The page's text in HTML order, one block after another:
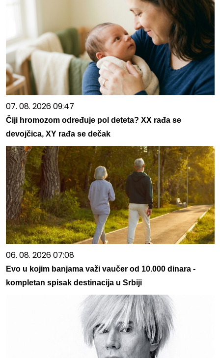
07. 08. 2026 09:47
Čiji hromozom određuje pol deteta? XX rađa se
devojčica, XY rađa se dečak
06. 08. 2026 07:08
Evo u kojim banjama važi vaučer od 10.000 dinara -
kompletan spisak destinacija u Srbiji